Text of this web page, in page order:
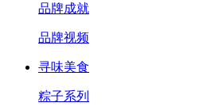
品牌成就
品牌视频
寻味美食
粽子系列